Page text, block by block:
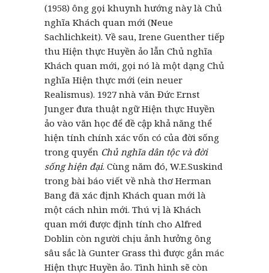
(1958) ông gọi khuynh hướng này là Chủ
nghĩa Khách quan mới (Neue
Sachlichkeit). Về sau, Irene Guenther tiếp
thu Hiện thực Huyền ảo lẫn Chủ nghĩa
Khách quan mới, gọi nó là một dạng Chủ
nghĩa Hiện thực mới (ein neuer
Realismus). 1927 nhà văn Đức Ernst
Junger đưa thuật ngữ Hiện thực Huyền
ảo vào văn học để đề cập khả năng thể
hiện tính chính xác vốn có của đời sống
trong quyển Chủ nghĩa dân tộc và đời
sống hiện đại. Cùng năm đó, W.E.Suskind
trong bài báo viết về nhà thơ Herman
Bang đã xác định Khách quan mới là
một cách nhìn mới. Thú vị là Khách
quan mới được định tính cho Alfred
Doblin còn người chịu ảnh hưởng ông
sâu sắc là Gunter Grass thì được gắn mác
Hiện thực Huyền ảo. Tình hình sẽ còn